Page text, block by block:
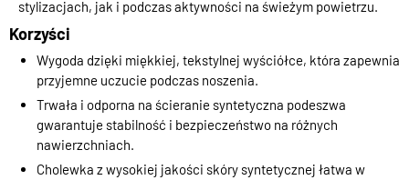
stylizacjach, jak i podczas aktywności na świeżym powietrzu.
Korzyści
Wygoda dzięki miękkiej, tekstylnej wyściółce, która zapewnia
przyjemne uczucie podczas noszenia.
Trwała i odporna na ścieranie syntetyczna podeszwa
gwarantuje stabilność i bezpieczeństwo na różnych
nawierzchniach.
Cholewka z wysokiej jakości skóry syntetycznej łatwa w